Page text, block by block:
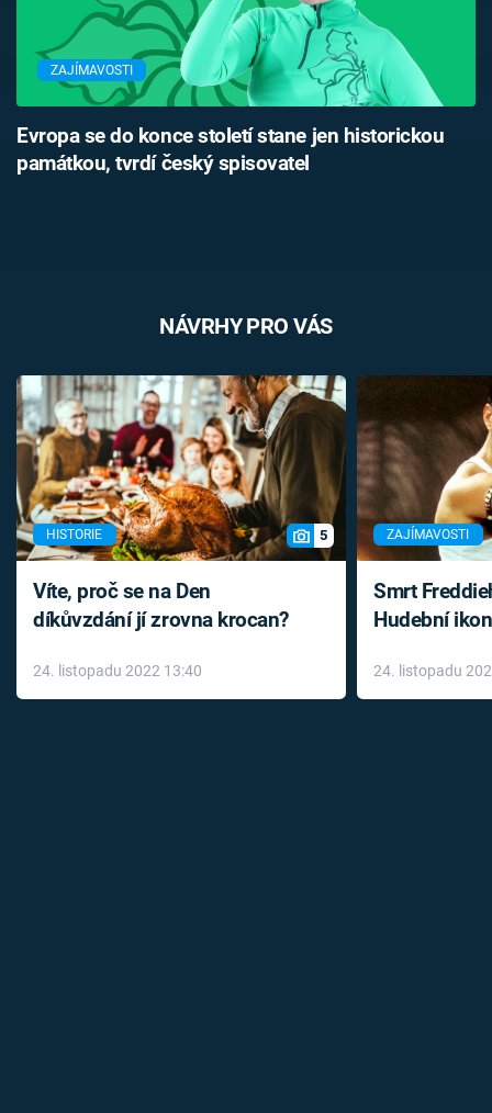
ZAJÍMAVOSTI
Evropa se do konce století stane jen historickou
památkou, tvrdí český spisovatel
NÁVRHY PRO VÁS
HISTORIE 5
Víte, proč se na Den
díkůvzdání jí zrovna krocan?
24. listopadu 2022 13:40
ZAJÍMAVOSTI
Smrt
Hudební
léky
24. listopadu